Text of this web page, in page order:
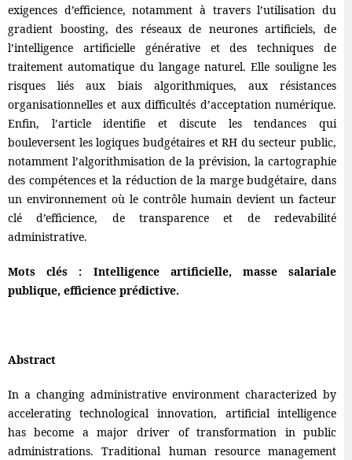
exigences d’efficience, notamment à travers l’utilisation du
gradient boosting, des réseaux de neurones artificiels, de
l’intelligence artificielle générative et des techniques de
traitement automatique du langage naturel. Elle souligne les
risques liés aux biais algorithmiques, aux résistances
organisationnelles et aux difficultés d’acceptation numérique.
Enfin, l’article identifie et discute les tendances qui
bouleversent les logiques budgétaires et RH du secteur public,
notamment l’algorithmisation de la prévision, la cartographie
des compétences et la réduction de la marge budgétaire, dans
un environnement où le contrôle humain devient un facteur
clé d’efficience, de transparence et de redevabilité
administrative.
Mots clés : Intelligence artificielle, masse salariale
publique, efficience prédictive.
Abstract
In a changing administrative environment characterized by
accelerating technological innovation, artificial intelligence
has become a major driver of transformation in public
administrations. Traditional human resource management